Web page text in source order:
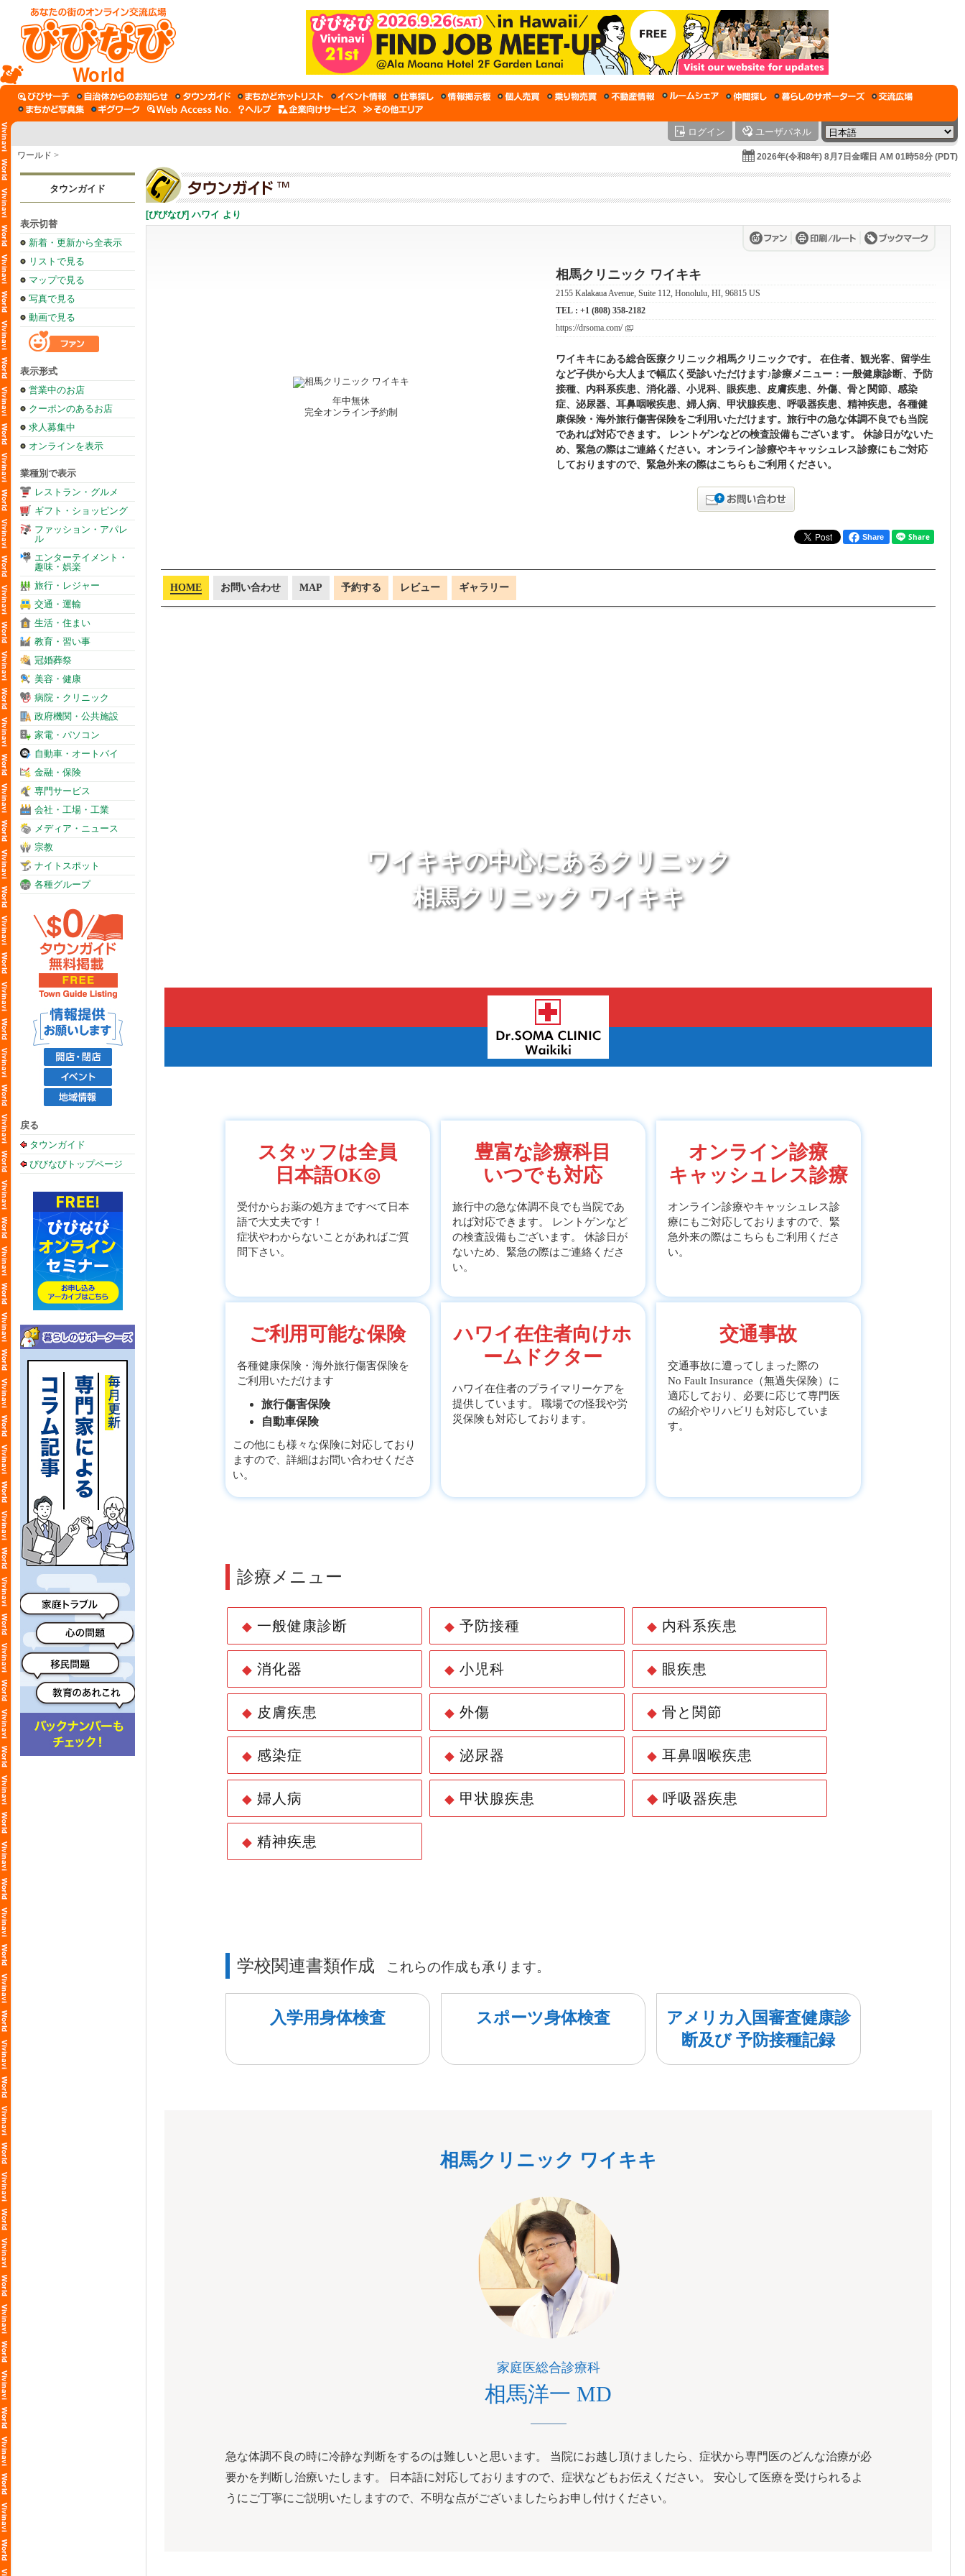
World
ログイン ユーザパネル
ワールド > 2026年(令和8年) 8月7日金曜日 AM 01時58分 (PDT)
タウンガイド
表示切替
新着・更新から全表示
リストで見る
マップで見る
写真で見る
動画で見る
表示形式
営業中のお店
クーポンのあるお店
求人募集中
オンラインを表示
業種別で表示
レストラン・グルメ
ギフト・ショッピング
ファッション・アパレ
ル
エンターテイメント・
趣味・娯楽
旅行・レジャー
交通・運輸
生活・住まい
教育・習い事
冠婚葬祭
美容・健康
病院・クリニック
政府機関・公共施設
家電・パソコン
自動車・オートバイ
金融・保険
専門サービス
会社・工場・工業
メディア・ニュース
宗教
ナイトスポット
各種グループ
戻る
タウンガイド
びびなびトップページ
[びびなび] ハワイ より
年中無休
完全オンライン予約制
相馬クリニック ワイキキ
2155 Kalakaua Avenue, Suite 112, Honolulu, HI, 96815 US
TEL : +1 (808) 358-2182
https://drsoma.com/
ワイキキにある総合医療クリニック相馬クリニックです。 在住者、観光客、留学生
など子供から大人まで幅広く受診いただけます♪診療メニュー：一般健康診断、予防
接種、内科系疾患、消化器、小児科、眼疾患、皮膚疾患、外傷、骨と関節、感染
症、泌尿器、耳鼻咽喉疾患、婦人病、甲状腺疾患、呼吸器疾患、精神疾患。各種健
康保険・海外旅行傷害保険をご利用いただけます。旅行中の急な体調不良でも当院
であれば対応できます。 レントゲンなどの検査設備もございます。 休診日がないた
め、緊急の際はご連絡ください。オンライン診療やキャッシュレス診療にもご対応
しておりますので、緊急外来の際はこちらもご利用ください。
Share
HOME お問い合わせ MAP 予約する レビュー ギャラリー
ワイキキの中心にあるクリニック
相馬クリニック ワイキキ
スタッフは全員
日本語OK◎
受付からお薬の処方まですべて日本
語で大丈夫です！
症状やわからないことがあればご質
問下さい。
豊富な診療科目
いつでも対応
旅行中の急な体調不良でも当院であ
れば対応できます。 レントゲンなど
の検査設備もございます。 休診日が
ないため、緊急の際はご連絡くださ
い。
オンライン診療
キャッシュレス診療
オンライン診療やキャッシュレス診
療にもご対応しておりますので、緊
急外来の際はこちらもご利用くださ
い。
ご利用可能な保険
各種健康保険・海外旅行傷害保険を
ご利用いただけます
旅行傷害保険
自動車保険
この他にも様々な保険に対応しており
ますので、詳細はお問い合わせくださ
い。
ハワイ在住者向けホ
ームドクター
ハワイ在住者のプライマリーケアを
提供しています。 職場での怪我や労
災保険も対応しております。
交通事故
交通事故に遭ってしまった際の
No Fault Insurance（無過失保険）に
適応しており、必要に応じて専門医
の紹介やリハビリも対応していま
す。
診療メニュー
◆ 一般健康診断 ◆ 予防接種 ◆ 内科系疾患
◆ 消化器 ◆ 小児科 ◆ 眼疾患
◆ 皮膚疾患 ◆ 外傷 ◆ 骨と関節
◆ 感染症 ◆ 泌尿器 ◆ 耳鼻咽喉疾患
◆ 婦人病 ◆ 甲状腺疾患 ◆ 呼吸器疾患
◆ 精神疾患
学校関連書類作成 これらの作成も承ります。
入学用身体検査 スポーツ身体検査
アメリカ入国審査健康診
断及び 予防接種記録
相馬クリニック ワイキキ
家庭医総合診療科
相馬洋一 MD
急な体調不良の時に冷静な判断をするのは難しいと思います。 当院にお越し頂けましたら、症状から専門医のどんな治療が必
要かを判断し治療いたします。 日本語に対応しておりますので、症状などもお伝えください。 安心して医療を受けられるよ
うにご丁寧にご説明いたしますので、不明な点がございましたらお申し付けください。